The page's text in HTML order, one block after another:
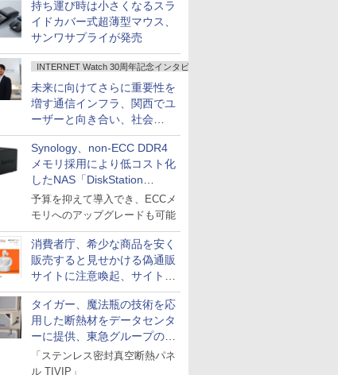
持ち運び時は小さくなるスラ
イドカバー式超薄型マウス、
サンワサプライが発売
INTERNET Watch 30周年記念インタビュー
未来に向けてさらに重要性を
増す通信インフラ、関西でユ
ーザーと向き合い、社会
の“あたらしい”を起動し続け
る～オプテージ
Synology、non-ECC DDR4
メモリ採用により低コスト化
したNAS「DiskStation
neo+」シリーズ
予算を抑えて導入でき、ECCメ
モリへのアップグレードも可能
消費者庁、希少な商品を安く
販売すると見せかける偽通販
サイトに注意喚起、サイト名
とドメイン名を公表
タイガー、魔法瓶の技術を応
用した断熱材をデータセンタ
ーに提供、東急グループの実
証実験で
「ステンレス密封真空断熱パネ
ル TIVIP」